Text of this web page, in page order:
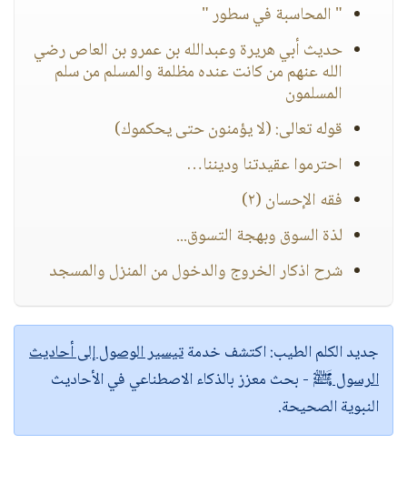
" المحاسبة في سطور "
حديث أبي هريرة وعبدالله بن عمرو بن العاص رضي
الله عنهم من كانت عنده مظلمة والمسلم من سلم
المسلمون
قوله تعالى: (لا يؤمنون حتى يحكموك)
احترموا عقيدتنا وديننا…
فقه الإحسان (٢)
لذة السوق وبهجة التسوق...
شرح اذكار الخروج والدخول من المنزل والمسجد
جديد الكلم الطيب:اكتشف خدمةتيسير الوصول إلى أحاديث
الرسول ﷺ - بحث معزز بالذكاء الاصطناعي في الأحاديث
النبوية الصحيحة.